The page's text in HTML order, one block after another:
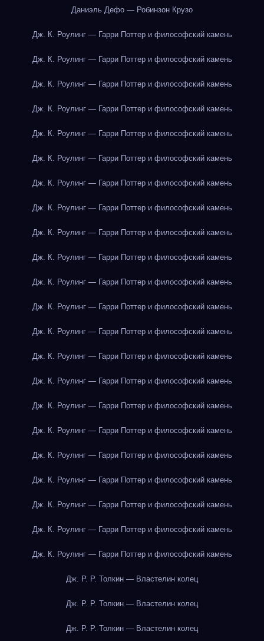
Даниэль Дефо — Робинзон Крузо
Дж. К. Роулинг — Гарри Поттер и философский камень
Дж. К. Роулинг — Гарри Поттер и философский камень
Дж. К. Роулинг — Гарри Поттер и философский камень
Дж. К. Роулинг — Гарри Поттер и философский камень
Дж. К. Роулинг — Гарри Поттер и философский камень
Дж. К. Роулинг — Гарри Поттер и философский камень
Дж. К. Роулинг — Гарри Поттер и философский камень
Дж. К. Роулинг — Гарри Поттер и философский камень
Дж. К. Роулинг — Гарри Поттер и философский камень
Дж. К. Роулинг — Гарри Поттер и философский камень
Дж. К. Роулинг — Гарри Поттер и философский камень
Дж. К. Роулинг — Гарри Поттер и философский камень
Дж. К. Роулинг — Гарри Поттер и философский камень
Дж. К. Роулинг — Гарри Поттер и философский камень
Дж. К. Роулинг — Гарри Поттер и философский камень
Дж. К. Роулинг — Гарри Поттер и философский камень
Дж. К. Роулинг — Гарри Поттер и философский камень
Дж. К. Роулинг — Гарри Поттер и философский камень
Дж. К. Роулинг — Гарри Поттер и философский камень
Дж. К. Роулинг — Гарри Поттер и философский камень
Дж. К. Роулинг — Гарри Поттер и философский камень
Дж. К. Роулинг — Гарри Поттер и философский камень
Дж. Р. Р. Толкин — Властелин колец
Дж. Р. Р. Толкин — Властелин колец
Дж. Р. Р. Толкин — Властелин колец